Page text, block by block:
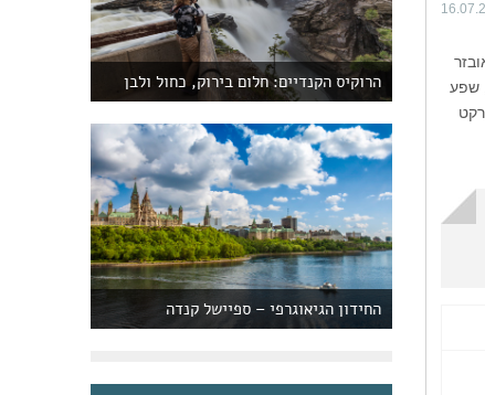
שפע
הרוקיס הקנדיים: חלום בירוק, כחול ולבן
החידון הגיאוגרפי – ספיישל קנדה